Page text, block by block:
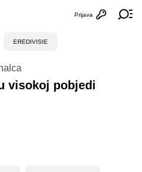
Otvori
Prijava
EREDIVISIE
visokoj pobjedi